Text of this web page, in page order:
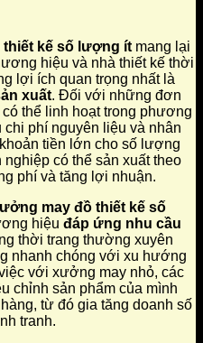
kế số lượng ítmang lại
hiệu và nhà thiết kế thời
lợi ích quan trọng nhất là
xuất. Đối với những đơn
thể linh hoạt trong phương
phí nguyên liệu và nhân
tiền lớn cho số lượng
có thể sản xuất theo
phí và tăng lợi nhuận.
may đồ thiết kế số
hiệu đáp ứng nhu cầu
thời trang thường xuyên
nhanh chóng với xu hướng
với xưởng may nhỏ, các
chỉnh sản phẩm của mình
từ đó gia tăng doanh số
tranh.